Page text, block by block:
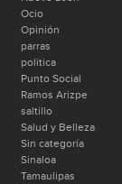
Ocio
Opinión
parras
politica
Punto Social
Ramos Arizpe
saltillo
Salud y Belleza
Sin categoría
Sinaloa
Tamaulipas